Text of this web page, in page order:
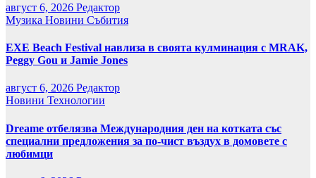
август 6, 2026 Редактор
Музика Новини Събития
EXE Beach Festival навлиза в своята кулминация с MRAK,
Peggy Gou и Jamie Jones
август 6, 2026 Редактор
Новини Технологии
Dreame отбелязва Международния ден на котката със
специални предложения за по-чист въздух в домовете с
любимци